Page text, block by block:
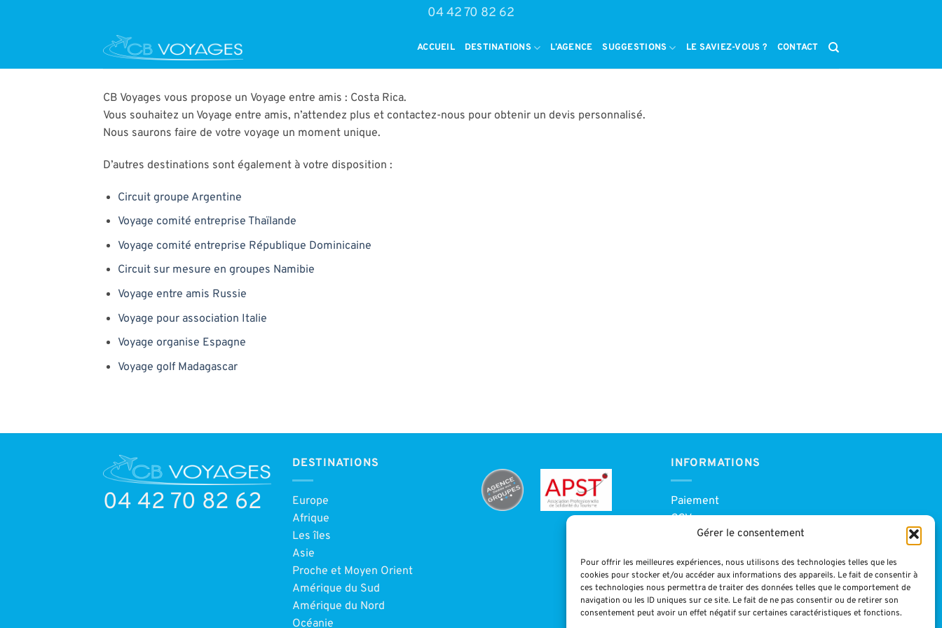
Gérer le consentement
Pour offrir les meilleures expériences, nous utilisons des technologies telles que les
cookies pour stocker et/ou accéder aux informations des appareils. Le fait de consentir à
ces technologies nous permettra de traiter des données telles que le comportement de
navigation ou les ID uniques sur ce site. Le fait de ne pas consentir ou de retirer son
consentement peut avoir un effet négatif sur certaines caractéristiques et fonctions.
04 42 70 82 62
ACCUEIL DESTINATIONS L’AGENCE SUGGESTIONS LE SAVIEZ-VOUS ? CONTACT
CB Voyages vous propose un Voyage entre amis : Costa Rica.
Vous souhaitez un Voyage entre amis, n’attendez plus et contactez-nous pour obtenir un devis personnalisé.
Nous saurons faire de votre voyage un moment unique.
D’autres destinations sont également à votre disposition :
Circuit groupe Argentine
Voyage comité entreprise Thaïlande
Voyage comité entreprise République Dominicaine
Circuit sur mesure en groupes Namibie
Voyage entre amis Russie
Voyage pour association Italie
Voyage organise Espagne
Voyage golf Madagascar
04 42 70 82 62
DESTINATIONS
Europe
Afrique
Les îles
Asie
Proche et Moyen Orient
Amérique du Sud
Amérique du Nord
Océanie
INFORMATIONS
Paiement
CGV